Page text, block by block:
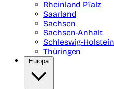
Rheinland Pfalz
Saarland
Sachsen
Sachsen-Anhalt
Schleswig-Holstein
Thüringen
Europa